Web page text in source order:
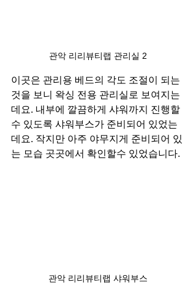
관악 리리뷰티랩 관리실 2
이곳은 관리용 베드의 각도 조절이 되는
것을 보니 왁싱 전용 관리실로 보여지는
데요. 내부에 깔끔하게 샤워까지 진행할
수 있도록 샤워부스가 준비되어 있었는
데요. 작지만 아주 야무지게 준비되어 있
는 모습 곳곳에서 확인할수 있었습니다.
관악 리리뷰티랩 샤워부스